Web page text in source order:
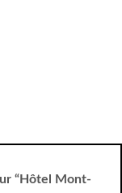
“Hôtel Mont-